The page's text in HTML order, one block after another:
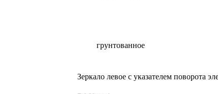
Зеркало левое с указателем поворота